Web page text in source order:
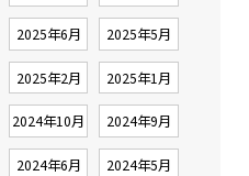
2025年6月 2025年5月
2025年2月 2025年1月
2024年10月 2024年9月
2024年6月 2024年5月